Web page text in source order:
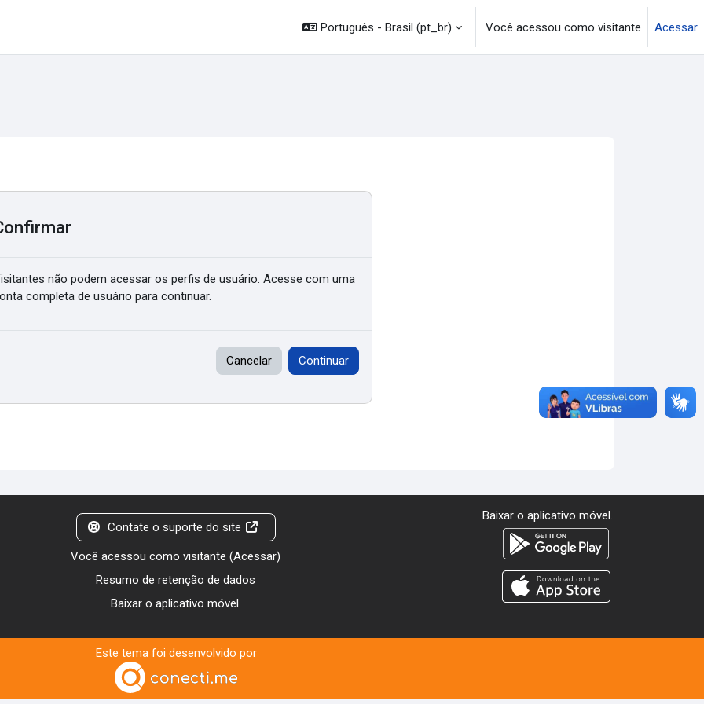
Português - Brasil ‎(pt_br)‎ Você acessou como visitante Acessar
não podem acessar os perfis de usuário. Acesse com uma
completa de usuário para continuar.
Cancelar Continuar
Contate o suporte do site
Você acessou como visitante (Acessar)
Resumo de retenção de dados
Baixar o aplicativo móvel.
Baixar o aplicativo móvel.
Este tema foi desenvolvido por